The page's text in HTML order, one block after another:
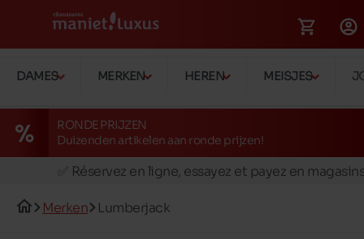
DAMES MERKEN HEREN MEISJES
RONDE PRIJZEN
Duizenden artikelen aan ronde prijzen!
🚛 Livraison gratuite en magasins
✅ Réservez en ligne, essayez et payez en
📦 Livraison à domicile gratuite dés 39€ d'achats
Merken Lumberjack